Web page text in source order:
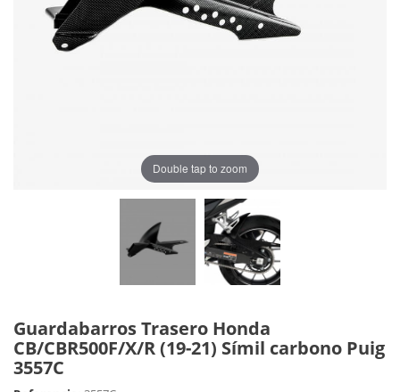
Double tap to zoom
Guardabarros Trasero Honda
CB/CBR500F/X/R (19-21) Símil carbono Puig
3557C